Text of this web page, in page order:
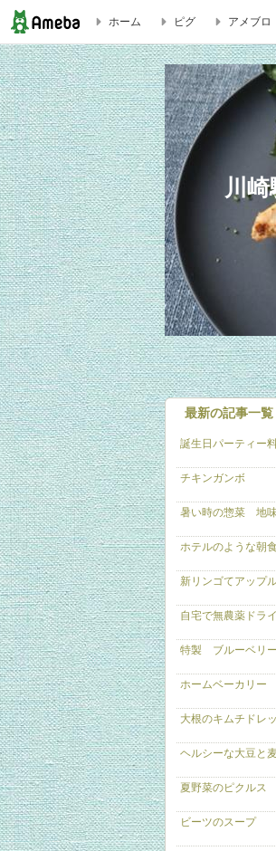
ブログ記事一覧｜川崎駅前、徒歩５分、
ホーム ピグ アメブロ
川
最新の記事一覧
誕生日パーティー
チキンガンボ
暑い時の惣菜 地
ホテルのような朝
新リンゴてアップ
自宅で無農薬ドラ
特製 ブルーベリ
ホームベーカリー
大根のキムチドレ
ヘルシーな大豆と
夏野菜のピクルス
ビーツのスープ